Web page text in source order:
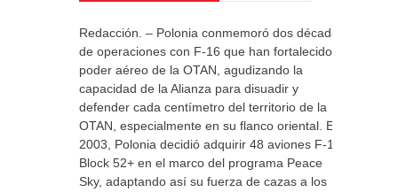
Redacción. – Polonia conmemoró dos décadas
de operaciones con F-16 que han fortalecido el
poder aéreo de la OTAN, agudizando la
capacidad de la Alianza para disuadir y
defender cada centímetro del territorio de la
OTAN, especialmente en su flanco oriental. En
2003, Polonia decidió adquirir 48 aviones F-16
Block 52+ en el marco del programa Peace
Sky, adaptando así su fuerza de cazas a los